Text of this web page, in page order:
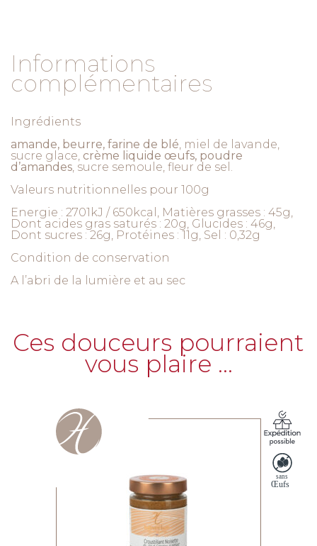
Informations
complémentaires
Ingrédients
amande, beurre, farine de blé , miel de lavande,
sucre glace, crème liquide œufs, poudre
d’amandes , sucre semoule, fleur de sel.
Valeurs nutritionnelles pour 100g
Energie : 2701kJ / 650kcal, Matières grasses : 45g,
Dont acides gras saturés : 20g, Glucides : 46g,
Dont sucres : 26g, Protéines : 11g, Sel : 0,32g
Condition de conservation
A l’abri de la lumière et au sec
Ces douceurs pourraient
vous plaire …